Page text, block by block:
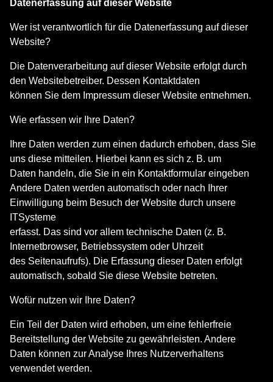
Datenerfassung auf dieser Website
Wer ist verantwortlich für die Datenerfassung auf dieser
Website?
Die Datenverarbeitung auf dieser Website erfolgt durch
den Websitebetreiber. Dessen Kontaktdaten
können Sie dem Impressum dieser Website entnehmen.
Wie erfassen wir Ihre Daten?
Ihre Daten werden zum einen dadurch erhoben, dass Sie
uns diese mitteilen. Hierbei kann es sich z. B. um
Daten handeln, die Sie in ein Kontaktformular eingeben
Andere Daten werden automatisch oder nach Ihrer
Einwilligung beim Besuch der Website durch unsere
ITSysteme
erfasst. Das sind vor allem technische Daten (z. B.
Internetbrowser, Betriebssystem oder Uhrzeit
des Seitenaufrufs). Die Erfassung dieser Daten erfolgt
automatisch, sobald Sie diese Website betreten.
Wofür nutzen wir Ihre Daten?
Ein Teil der Daten wird erhoben, um eine fehlerfreie
Bereitstellung der Website zu gewährleisten. Andere
Daten können zur Analyse Ihres Nutzerverhaltens
verwendet werden.